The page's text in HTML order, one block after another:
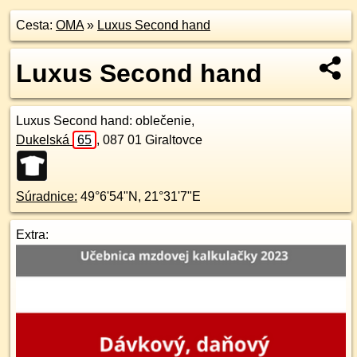
Cesta: OMA» Luxus Second hand
Luxus Second hand
Luxus Second hand: oblečenie,
Dukelská
65 , 087 01 Giraltovce
Súradnice: 49°6'54"N , 21°31'7"E
Extra: